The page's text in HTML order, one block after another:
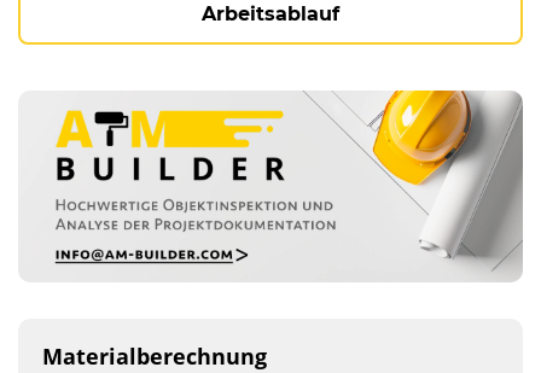
Arbeitsablauf
Materialberechnung